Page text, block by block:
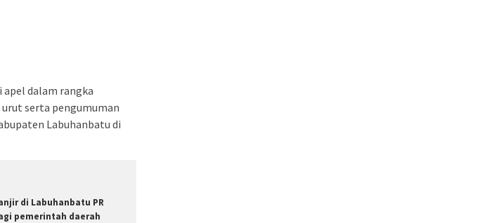
apel dalam rangka
serta pengumuman
Labuhanbatu di
di Labuhanbatu PR
pemerintah daerah